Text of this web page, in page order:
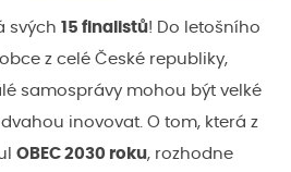
svých 15 finalistů! Do letošního
z celé České republiky,
samosprávy mohou být velké
inovovat. O tom, která z
OBEC 2030 roku, rozhodne